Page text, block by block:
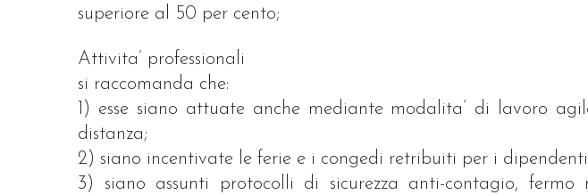
superiore al 50 per cento;
Attivita’ professionali
si raccomanda che:
1) esse siano attuate anche mediante modalita’ di lavoro
distanza;
2) siano incentivate le ferie e i congedi retribuiti per i
3) siano assunti protocolli di sicurezza anti-contagio,